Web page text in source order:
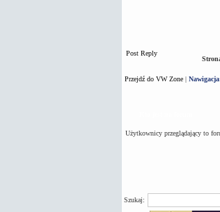
Post Reply
Przejdź do VW Zone|
Użytkownicy przeglądający to
Szukaj: